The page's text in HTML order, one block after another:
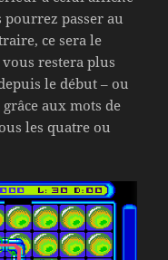
pourrez passer au
ce sera le
restera plus
le début – ou
aux mots de
les quatre ou